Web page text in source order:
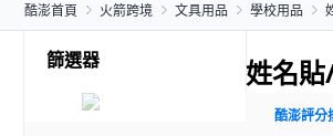
酷澎首頁 火箭跨境 文具用品 學校用品
篩選器 姓名
酷澎評分